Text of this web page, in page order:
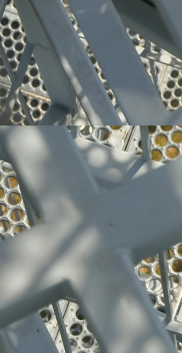
Edelstahl-Produkte 004